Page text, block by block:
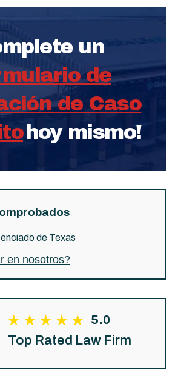
un
de
de Caso
hoy mismo!
de Texas
en nosotros?
5.0
Top Rated Law Firm